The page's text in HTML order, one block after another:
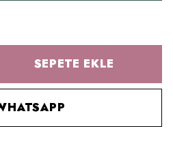
SEPETE EKLE